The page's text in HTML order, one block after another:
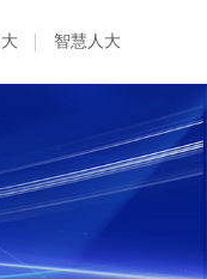
智慧人大